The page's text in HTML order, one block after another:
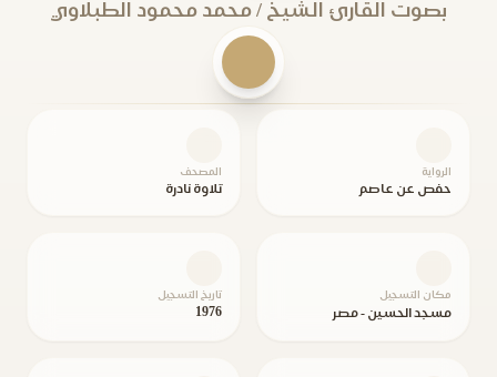
بصوت القارئ الشيخ / محمد محمود الطبلاوي
الرواية
حفص عن عاصم
المصحف
تلاوة نادرة
مكان التسجيل
مسجد الحسين - مصر
تاريخ التسجيل
1976